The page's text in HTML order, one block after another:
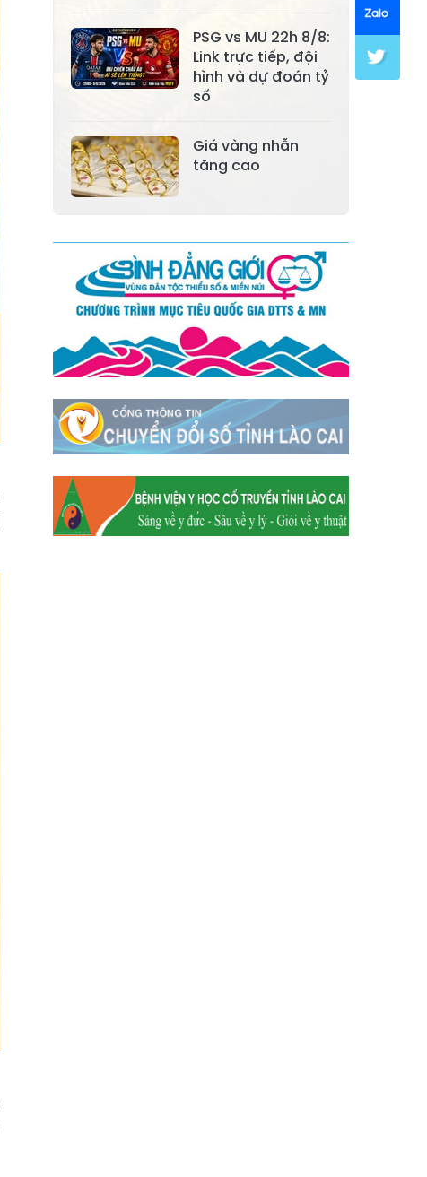
Xã Mường Lai
Xã Cảm Nhân
Xã Yên Thành
Xã Thác Bà
Xã Trấn Yên
Xã Hưng
Khánh
Xã Lương
Xã Quy Mông
Xã Cốc San
Xã Hợp Thành
Xã Phong Hải
Quang
Xã Bảo Thắng
Xã Tằng Loỏng
Xã Gia Phú
Xã Mường
Hum
Xã Dền Sáng
Xã Trịnh Tường
Xã Nậm Chày
Xã Bản Xèo
Xã Bát Xát
PSG vs MU 22h 8/8:
Link trực tiếp, đội
hình và dự đoán tỷ
số
Giá vàng nhẫn
tăng cao